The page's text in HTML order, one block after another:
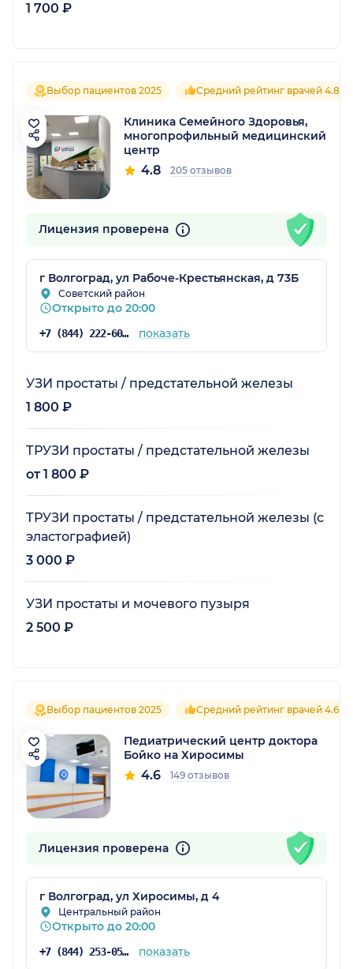
1 700 ₽
Выбор пациентов 2025 Средний рейтинг врачей 4.8
Клиника Семейного Здоровья,
многопрофильный медицинский
центр
4.8 205 отзывов
Лицензия проверена
г Волгоград, ул Рабоче-Крестьянская, д 73Б
Советский район
Открыто до 20:00
+7 (844) 222-60-64 показать
УЗИ простаты / предстательной железы
1 800 ₽
ТРУЗИ простаты / предстательной железы
от 1 800 ₽
ТРУЗИ простаты / предстательной железы (с
эластографией)
3 000 ₽
УЗИ простаты и мочевого пузыря
2 500 ₽
Выбор пациентов 2025 Средний рейтинг врачей 4.6
Педиатрический центр доктора
Бойко на Хиросимы
4.6 149 отзывов
Лицензия проверена
г Волгоград, ул Хиросимы, д 4
Центральный район
Открыто до 20:00
+7 (844) 253-05-05 показать